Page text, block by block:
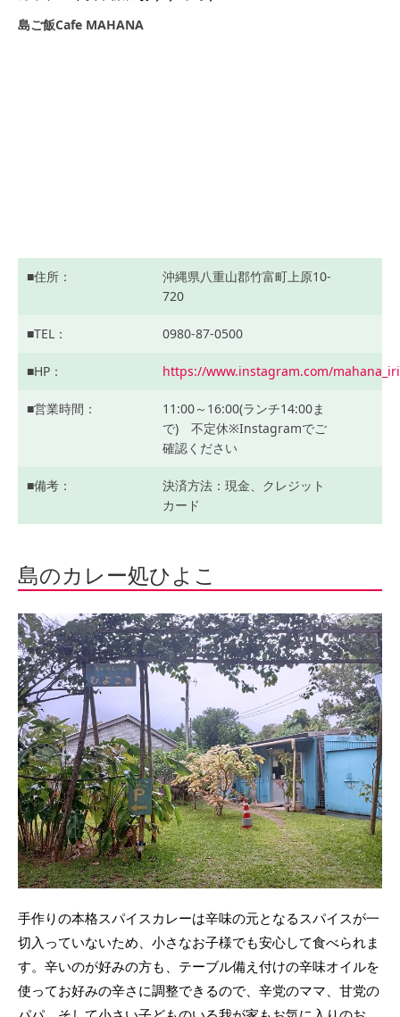
島ご飯Cafe MAHANA
住所
沖縄県八重山郡竹富町上原10-
720
TEL 0980-87-0500
HP https://www.instagram.com/
営業時間
11:00～16:00(ランチ14:00ま
で) 不定休※Instagramでご
確認ください
備考
決済方法：現金、クレジット
カード
島のカレー処ひよこ
手作りの本格スパイスカレーは辛味の元となるスパイスが一
切入っていないため、小さなお子様でも安心して食べられま
す。辛いのが好みの方も、テーブル備え付けの辛味オイルを
使ってお好みの辛さに調整できるので、辛党のママ、甘党の